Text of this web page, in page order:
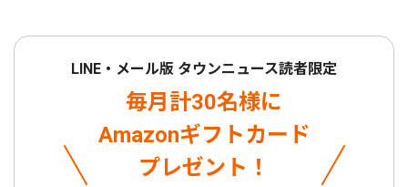
LINE・メール版 タウンニュース読者限定
毎月計30名様に
Amazonギフトカード
プレゼント！